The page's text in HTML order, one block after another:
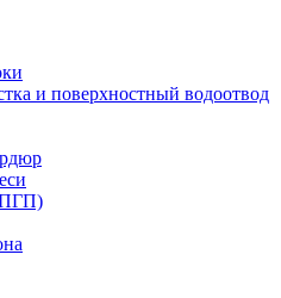
и поверхностный водоотвод